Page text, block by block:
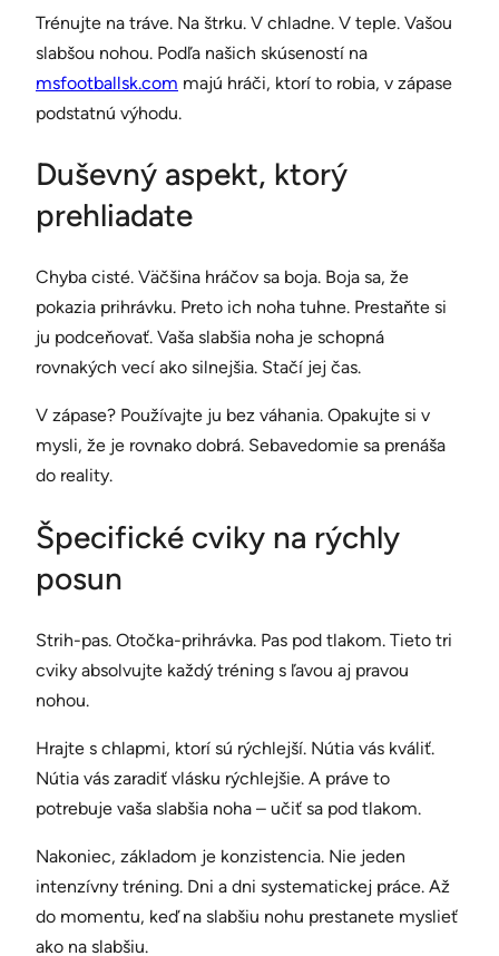
Trénujte na tráve. Na štrku. V chladne. V teple. Vašou
slabšou nohou. Podľa našich skúseností na
msfootballsk.com majú hráči, ktorí to robia, v zápase
podstatnú výhodu.
Duševný aspekt, ktorý
prehliadate
Chyba cisté. Väčšina hráčov sa boja. Boja sa, že
pokazia prihrávku. Preto ich noha tuhne. Prestaňte si
ju podceňovať. Vaša slabšia noha je schopná
rovnakých vecí ako silnejšia. Stačí jej čas.
V zápase? Používajte ju bez váhania. Opakujte si v
mysli, že je rovnako dobrá. Sebavedomie sa prenáša
do reality.
Špecifické cviky na rýchly
posun
Strih-pas. Otočka-prihrávka. Pas pod tlakom. Tieto tri
cviky absolvujte každý tréning s ľavou aj pravou
nohou.
Hrajte s chlapmi, ktorí sú rýchlejší. Nútia vás kváliť.
Nútia vás zaradiť vlásku rýchlejšie. A práve to
potrebuje vaša slabšia noha – učiť sa pod tlakom.
Nakoniec, základom je konzistencia. Nie jeden
intenzívny tréning. Dni a dni systematickej práce. Až
do momentu, keď na slabšiu nohu prestanete myslieť
ako na slabšiu.